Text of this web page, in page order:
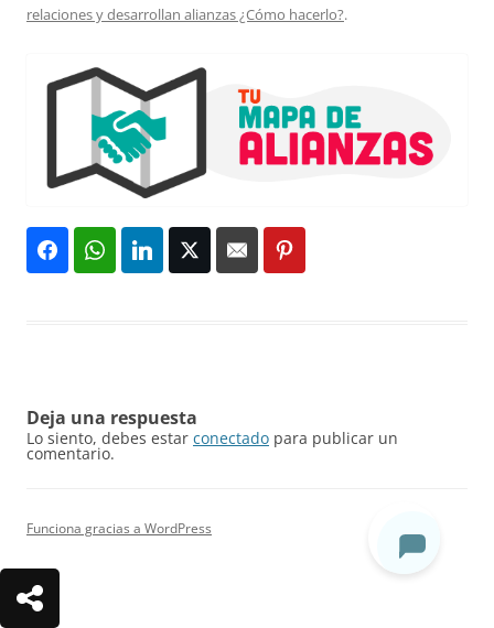
relaciones y desarrollan alianzas ¿Cómo hacerlo?.
Deja una respuesta
Lo siento, debes estar conectado para publicar un
comentario.
Funciona gracias a WordPress